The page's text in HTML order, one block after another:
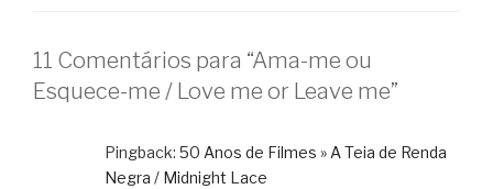
11 Comentários para “Ama-me ou
Esquece-me / Love me or Leave me”
Pingback: 50 Anos de Filmes » A Teia de Renda
Negra / Midnight Lace